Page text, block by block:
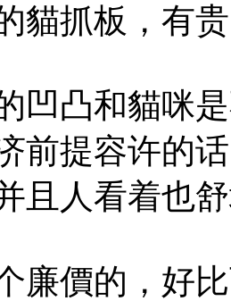
貓抓板，有
凹凸和貓咪
前提容许的
且人看着也
廉價的，好